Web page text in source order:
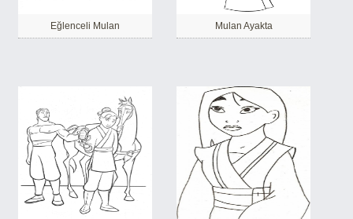
Eğlenceli Mulan Mulan Ayakta